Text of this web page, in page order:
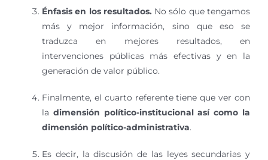
Énfasis en los resultados.No sólo que tengamos
más y mejor información, sino que eso se
traduzca en mejores resultados, en
intervenciones públicas más efectivas y en la
generación de valor público.
Finalmente, el cuarto referente tiene que ver con
la dimensión político-institucional asícomo la
dimensión político-administrativa.
Es decir, la discusión de las leyes secundarias y